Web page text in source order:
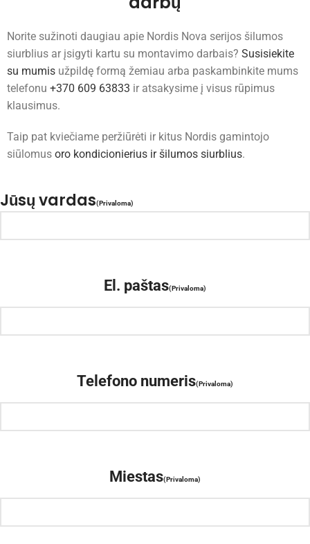
Norite sužinoti daugiau apie Nordis Nova serijos šilumos
siurblius ar įsigyti kartu su montavimo darbais? Susisiekite
su mumis užpildę formą žemiau arba paskambinkite mums
telefonu +370 609 63833 ir atsakysime į visus rūpimus
klausimus.
Taip pat kviečiame peržiūrėti ir kitus Nordis gamintojo
siūlomus oro kondicionierius ir šilumos siurblius.
Jūsų vardas(Privaloma)
El. paštas(Privaloma)
Telefono numeris(Privaloma)
Miestas(Privaloma)